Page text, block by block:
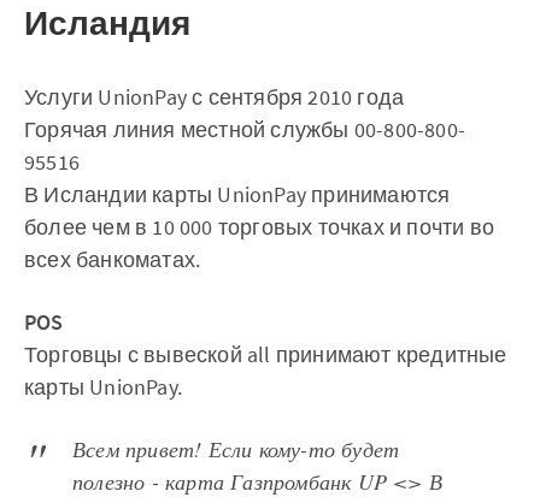
Исландия
Услуги UnionPay с сентября 2010 года
Горячая линия местной службы 00-800-800-
95516
В Исландии карты UnionPay принимаются
более чем в 10 000 торговых точках и почти во
всех банкоматах.
POS
Торговцы с вывеской all принимают кредитные
карты UnionPay.
Всем привет! Если кому-то будет
полезно - карта Газпромбанк UP <> В